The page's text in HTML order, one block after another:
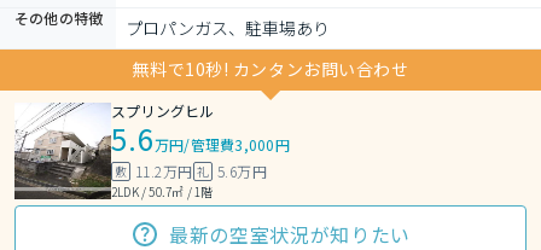
その他の特徴
プロパンガス、駐車場あり
無料で10秒! カンタンお問い合わせ
スプリングヒル
5.6万円/管理費3,000円
敷 11.2万円 礼 5.6万円
2LDK / 50.7㎡ / 1階
最新の空室状況が知りたい